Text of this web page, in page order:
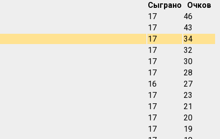
Сыграно
Очков
17
46
17
43
17
34
17
32
17
30
17
28
16
27
17
23
17
21
17
20
17
19